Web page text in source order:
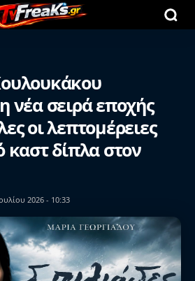
νέα σειρά εποχής
οι λεπτομέρειες
καστ δίπλα στον
2026 - 10:33